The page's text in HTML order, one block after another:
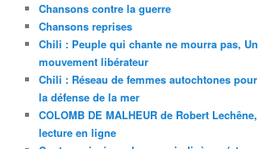
Chansons contre la guerre
Chansons reprises
Chili : Peuple qui chante ne mourra pas, Un
mouvement libérateur
Chili : Réseau de femmes autochtones pour
la défense de la mer
COLOMB DE MALHEUR de Robert Lechêne,
lecture en ligne